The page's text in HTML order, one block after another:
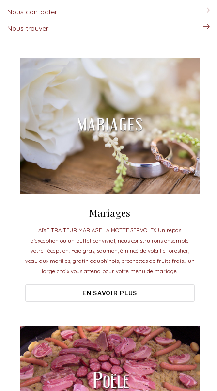
Nous contacter
Nous trouver
Mariages
AIXE TRAITEUR MARIAGE LA MOTTE SERVOLEX Un repas
d'exception ou un buffet convivial, nous construirons ensemble
votre réception. Foie gras, saumon, émincé de volaille forestier,
veau aux morilles, gratin dauphinois, brochettes de fruits frais... un
large choix vous attend pour votre menu de mariage.
EN SAVOIR PLUS